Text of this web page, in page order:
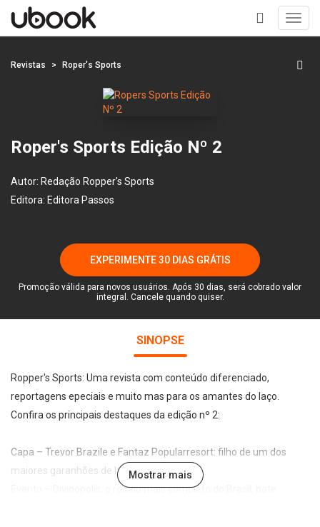
+
Revistas Roper's Sports
Roper's Sports Edição Nº 2
Autor: Redação Ropper's Sports
Editora: Editora Passos
EXPERIMENTE 30 DIAS GRÁTIS
Promoção válida para novos usuários. Após 30 dias, será cobrado valor
integral. Cancele quando quiser.
SINOPSE
Ropper's Sports: Uma revista com conteúdo diferenciado,
reportagens epeciais e muito mas para os amantes do laço.
Confira os principais destaques da edição nº 2:
Capa – Trevor Brazile e Fantaz Popularresort: filho de um dos
maiores garanhões de laço no mundo!
Evento – Divinópolis, o rodeio mais completo do Brasil, bate
Mostrar mais